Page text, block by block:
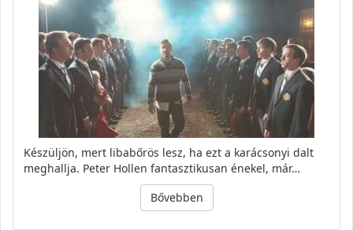
Készüljön, mert libabőrös lesz, ha ezt a karácsonyi dalt
meghallja. Peter Hollen fantasztikusan énekel, már…
Bővebben